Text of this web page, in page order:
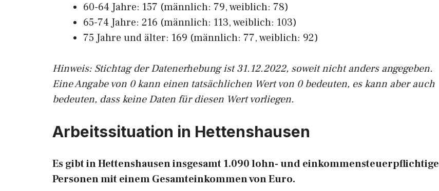
60-64 Jahre: 157 (männlich: 79, weiblich: 78)
65-74 Jahre: 216 (männlich: 113, weiblich: 103)
75 Jahre und älter: 169 (männlich: 77, weiblich: 92)
Hinweis: Stichtag der Datenerhebung ist 31.12.2022, soweit nicht anders angegeben.
Eine Angabe von 0 kann einen tatsächlichen Wert von 0 bedeuten, es kann aber auch
bedeuten, dass keine Daten für diesen Wert vorliegen.
Arbeitssituation in Hettenshausen
Es gibt in Hettenshausen insgesamt 1.090 lohn- und einkommensteuerpflichtige
Personen mit einem Gesamteinkommen von Euro.